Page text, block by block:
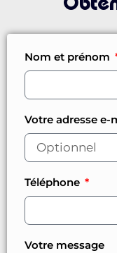
Nom et prénom
Votre adresse e-
Téléphone
Votre message